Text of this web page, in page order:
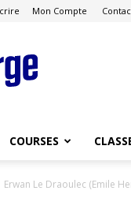
Mon Compte
COURSES
Erwan Le Draoulec (Emile